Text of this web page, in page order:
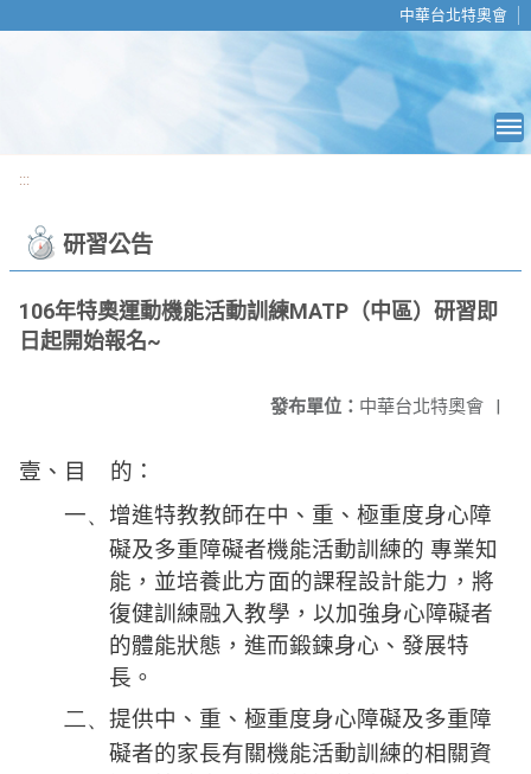
中華台北特奧會
:::
研習公告
106年特奧運動機能活動訓練MATP（中區）研習即
日起開始報名~
發布單位： 中華台北特奧會 |
壹、目
的：
一、 增進特教教師在中、重、極重度身心障
礙及多重障礙者機能活動訓練的 專業知
能，並培養此方面的課程設計能力，將
復健訓練融入教學，以加強身心障礙者
的體能狀態，進而鍛鍊身心、發展特
長。
二、 提供中、重、極重度身心障礙及多重障
礙者的家長有關機能活動訓練的相關資